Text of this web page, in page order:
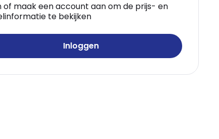
of maak een account aan om de prijs- en
te bekijken
Inloggen